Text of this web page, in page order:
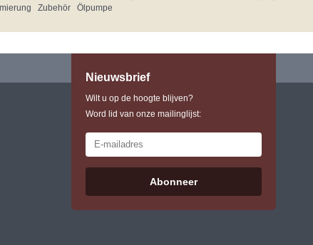
Zubehör Ölpumpe
Nieuwsbrief
Wilt u op de hoogte blijven?
Word lid van onze mailinglijst:
Abonneer